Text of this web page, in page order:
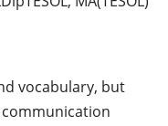
vocabulary, but